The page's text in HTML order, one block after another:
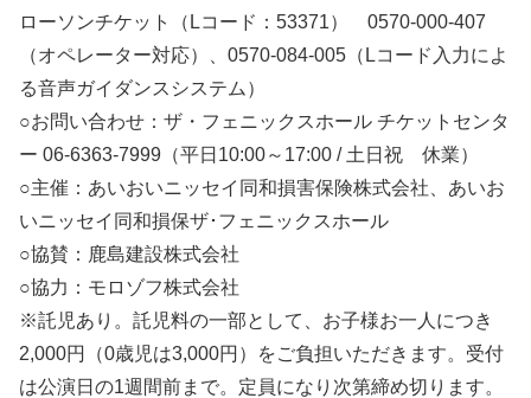
ローソンチケット（Lコード：53371） 0570-000-407
（オペレーター対応）、0570-084-005（Lコード入力によ
る音声ガイダンスシステム）
○お問い合わせ：ザ・フェニックスホール チケットセンタ
ー 06-6363-7999（平日10:00～17:00 / 土日祝 休業）
○主催：あいおいニッセイ同和損害保険株式会社、あいお
いニッセイ同和損保ザ･フェニックスホール
○協賛：鹿島建設株式会社
○協力：モロゾフ株式会社
※託児あり。託児料の一部として、お子様お一人につき
2,000円（0歳児は3,000円）をご負担いただきます。受付
は公演日の1週間前まで。定員になり次第締め切ります。